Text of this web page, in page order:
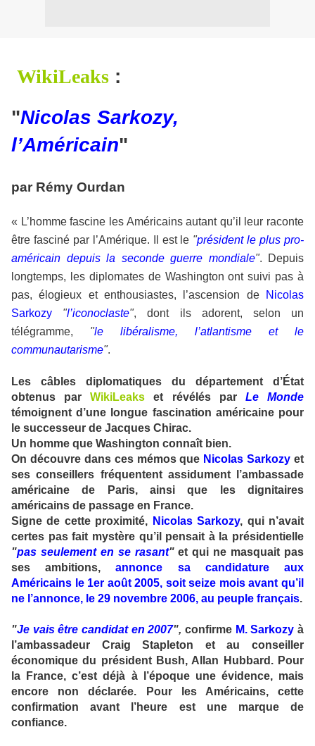
WikiLeaks :
"Nicolas Sarkozy,
l’Américain"
par Rémy Ourdan
« L’homme fascine les Américains autant qu’il leur raconte
être fasciné par l’Amérique. Il est le "président le plus pro-
américain depuis la seconde guerre mondiale". Depuis
longtemps, les diplomates de Washington ont suivi pas à
pas, élogieux et enthousiastes, l’ascension de
Nicolas
Sarkozy
"l’iconoclaste", dont ils adorent, selon un
télégramme, "le libéralisme, l’atlantisme et le
communautarisme".
Les câbles diplomatiques du département d’État
obtenus parWikiLeaks et révélés par Le Monde
témoignent d’une longue fascination américaine pour
le successeur de Jacques Chirac.
Un homme que Washington connaît bien.
On découvre dans ces mémos que Nicolas Sarkozy et
ses conseillers fréquentent assidument l’ambassade
américaine de Paris, ainsi que les dignitaires
américains de passage en France.
Signe de cette proximité, Nicolas Sarkozy, qui n’avait
certes pas fait mystère qu’il pensait à la présidentielle
"pas seulement en se rasant"et qui ne masquait pas
ses ambitions,annonce sa candidature aux
Américains le 1er août 2005, soit seize mois avant qu’il
ne l’annonce, le 29 novembre 2006, au peuple français.
"Je vais être candidat en 2007", confirme M. Sarkozy à
l’ambassadeur Craig Stapleton et au conseiller
économique du président Bush, Allan Hubbard. Pour
la France, c’est déjà à l’époque une évidence, mais
encore non déclarée. Pour les Américains, cette
confirmation avant l’heure est une marque de
confiance.